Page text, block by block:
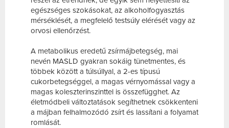
egészséges szokásokat, az alkoholfogyasztás
mérséklését, a megfelelő testsúly elérését vagy az
orvosi ellenőrzést.
A metabolikus eredetű zsírmájbetegség, mai
nevén MASLD gyakran sokáig tünetmentes, és
többek között a túlsúllyal, a 2-es típusú
cukorbetegséggel, a magas vérnyomással vagy a
magas koleszterinszinttel is összefügghet. Az
életmódbeli változtatások segíthetnek csökkenteni
a májban felhalmozódó zsírt és lassítani a folyamat
romlását.